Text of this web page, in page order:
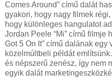
Comes Around” című dalát
gyakori, hogy nagy filmek
hogy különleges hangulatot
Jordan Peele “Mi” című filmje
Got 5 On It” című dalának
közelmúltbeli példát
és népszerű zenész, így nem
egyik dalát